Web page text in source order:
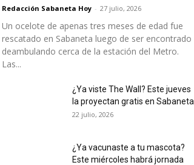
Redacción Sabaneta Hoy - 27 julio, 2026
Un ocelote de apenas tres meses de edad fue
rescatado en Sabaneta luego de ser encontrado
deambulando cerca de la estación del Metro.
Las...
¿Ya viste The Wall? Este jueves
la proyectan gratis en Sabaneta
22 julio, 2026
¿Ya vacunaste a tu mascota?
Este miércoles habrá jornada